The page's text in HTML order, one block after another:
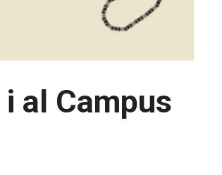
al Campus